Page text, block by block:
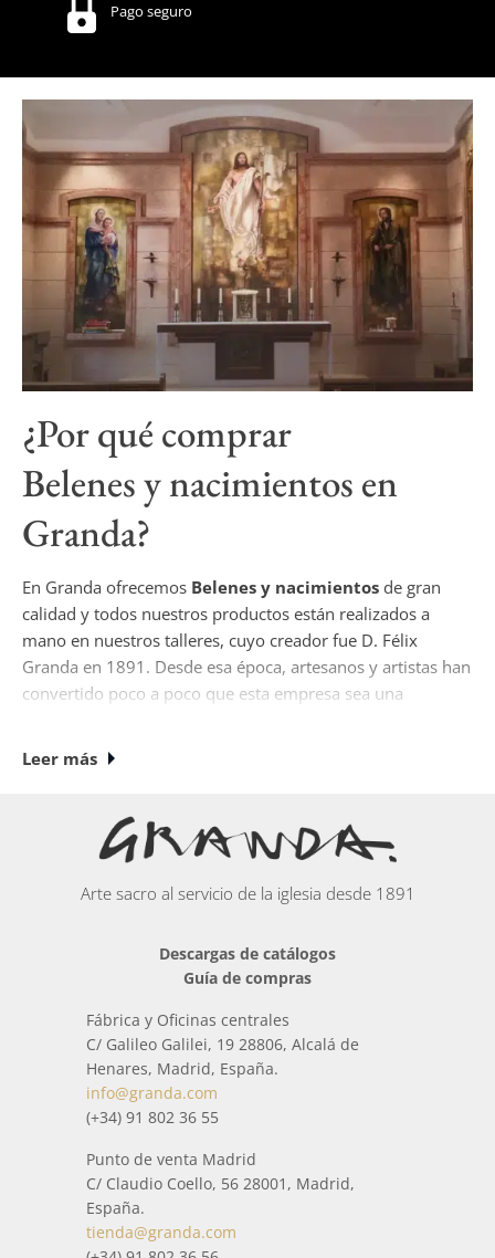
Pago seguro
¿Por qué comprar
Belenes y nacimientos en
Granda?
En Granda ofrecemos Belenes y nacimientos de gran
calidad y todos nuestros productos están realizados a
mano en nuestros talleres, cuyo creador fue D. Félix
Granda en 1891. Desde esa época, artesanos y artistas han
convertido poco a poco que esta empresa sea una
Actualmente si desea comprar
especialistas (joyeros, plateros, ceramistas, ebanistas,,
escultores, cinceladores, broncistas, pintores...) han
de elementos inspirados en el mundo que nos rodea y en
Todos los paquetes que se envían de
Belenes y nacimientosse trata con especial cuidado para
que llegue a casa en perfectas condiciones. Cuando está a
punto de enviarse, antes del envío, se comprueba por
correctamente.
Leer más
Arte sacro al servicio de la iglesia desde 1891
Descargas de catálogos
Guía de compras
Fábrica y Oficinas centrales
C/ Galileo Galilei, 19 28806, Alcalá de
Henares, Madrid, España.
info@granda.com
(+34) 91 802 36 55
Punto de venta Madrid
C/ Claudio Coello, 56 28001, Madrid,
España.
tienda@granda.com